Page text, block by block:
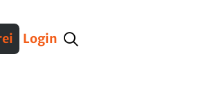
Interviews Fracht
Login